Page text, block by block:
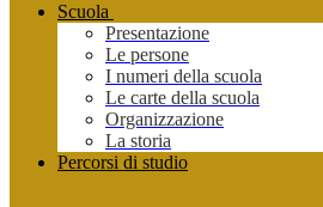
Scuola
Presentazione
Le persone
I numeri della scuola
Le carte della scuola
Organizzazione
La storia
Percorsi di studio